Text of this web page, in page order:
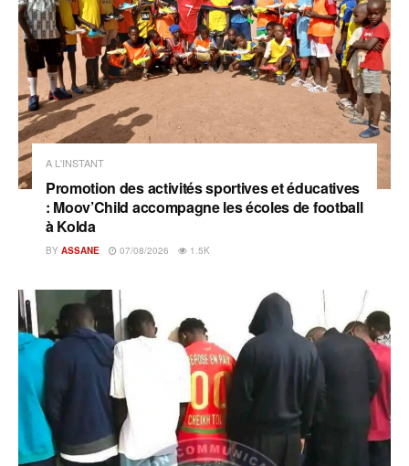
A L'INSTANT
Promotion des activités sportives et éducatives
: Moov’Child accompagne les écoles de football
à Kolda
BY ASSANE 07/08/2026 1.5K